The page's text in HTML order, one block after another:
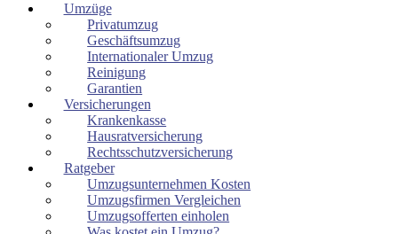
Umzüge
Privatumzug
Geschäftsumzug
Internationaler Umzug
Reinigung
Garantien
Versicherungen
Krankenkasse
Hausratversicherung
Rechtsschutzversicherung
Ratgeber
Umzugsunternehmen Kosten
Umzugsfirmen Vergleichen
Umzugsofferten einholen